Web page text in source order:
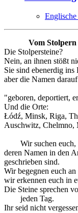
Vom Stolpern
Die Stolpersteine?
Nein, an ihnen stößt
Sie sind ebenerdig ins
aber die Namen
"geboren, deportiert,
Und die Orte:
Łódź, Minsk, Riga,
Auschwitz, Chelmno,
Wir suchen euch,
deren Namen in den
geschrieben sind.
Wir begegnen euch
wir erkennen euch in
Die Steine sprechen
jeden Tag.
Ihr seid nicht